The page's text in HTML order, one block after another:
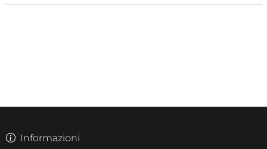
Informazioni